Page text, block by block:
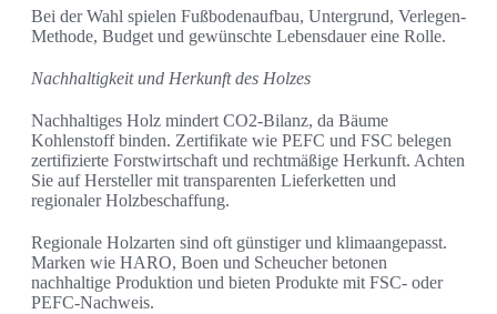
Bei der Wahl spielen Fußbodenaufbau, Untergrund, Verlegen-
Methode, Budget und gewünschte Lebensdauer eine Rolle.
Nachhaltigkeit und Herkunft des Holzes
Nachhaltiges Holz mindert CO2-Bilanz, da Bäume
Kohlenstoff binden. Zertifikate wie PEFC und FSC belegen
zertifizierte Forstwirtschaft und rechtmäßige Herkunft. Achten
Sie auf Hersteller mit transparenten Lieferketten und
regionaler Holzbeschaffung.
Regionale Holzarten sind oft günstiger und klimaangepasst.
Marken wie HARO, Boen und Scheucher betonen
nachhaltige Produktion und bieten Produkte mit FSC- oder
PEFC-Nachweis.